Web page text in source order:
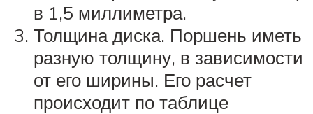
в 1,5 миллиметра.
Толщина диска. Поршень иметь
разную толщину, в зависимости
от его ширины. Его расчет
происходит по таблице